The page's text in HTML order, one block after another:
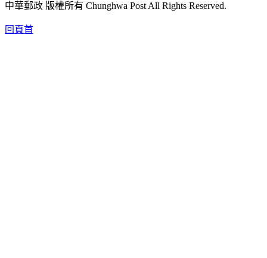
中華郵政 版權所有 Chunghwa Post All Rights Reserved.
回頁首